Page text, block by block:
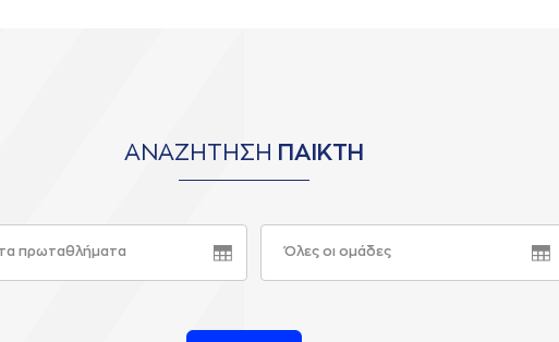
ΑΝΑΖΗΤΗΣΗ ΠΑΙΚΤΗ
πρωταθλήματα Όλες οι ομάδες